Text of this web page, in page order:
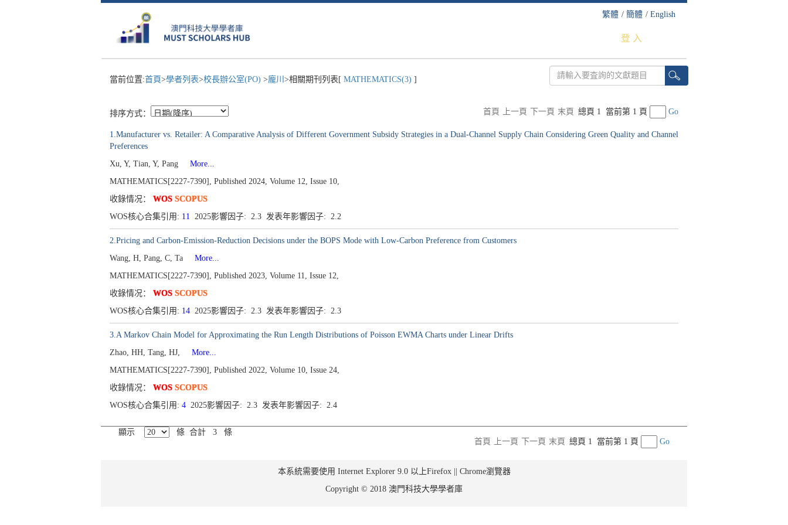
繁體 / 簡體 / English
登 入
當前位置:首頁>學者列表>校長辦公室(PO) >龐川 >相關期刊列表[ MATHEMATICS(3) ]
排序方式： 首頁 上一頁 下一頁 末頁 總頁 1 當前第 1 頁 Go
1.Manufacturer vs. Retailer: A Comparative Analysis of Different Government Subsidy Strategies in a Dual-Channel Supply Chain Considering Green Quality and Channel
Preferences
Xu, Y, Tian, Y, Pang
More...
MATHEMATICS[2227-7390], Published 2024, Volume 12, Issue 10,
收錄情况： WOS SCOPUS
WOS核心合集引用: 11 2025影響因子: 2.3 发表年影響因子: 2.2
2.Pricing and Carbon-Emission-Reduction Decisions under the BOPS Mode with Low-Carbon Preference from Customers
Wang, H, Pang, C, Ta
More...
MATHEMATICS[2227-7390], Published 2023, Volume 11, Issue 12,
收錄情况： WOS SCOPUS
WOS核心合集引用: 14 2025影響因子: 2.3 发表年影響因子: 2.3
3.A Markov Chain Model for Approximating the Run Length Distributions of Poisson EWMA Charts under Linear Drifts
Zhao, HH, Tang, HJ,
More...
MATHEMATICS[2227-7390], Published 2022, Volume 10, Issue 24,
收錄情况： WOS SCOPUS
WOS核心合集引用: 4 2025影響因子: 2.3 发表年影響因子: 2.4
顯示
條 合計 3 條
首頁
上一頁 下一頁 末頁 總頁 1 當前第 1 頁 Go
本系統需要使用 Internet Explorer 9.0 以上Firefox || Chrome瀏覽器
Copyright © 2018 澳門科技大學學者庫